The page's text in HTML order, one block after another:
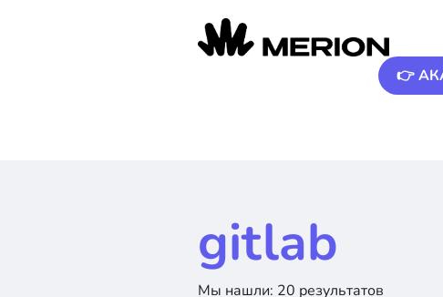
👉
gitlab
Мы нашли: 20 результатов